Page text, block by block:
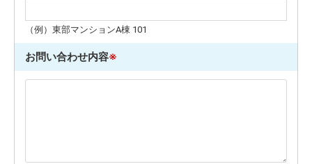
（例）東部マンションA棟 101
お問い合わせ内容※